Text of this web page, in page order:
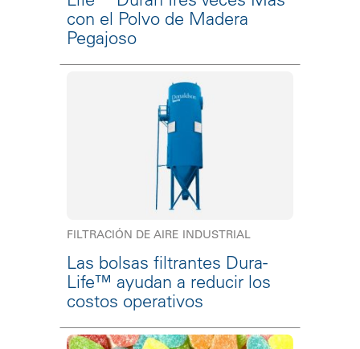
con el Polvo de Madera
Pegajoso
FILTRACIÓN DE AIRE INDUSTRIAL
Las bolsas filtrantes Dura-
Life™ ayudan a reducir los
costos operativos